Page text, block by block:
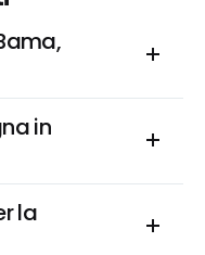
in
la